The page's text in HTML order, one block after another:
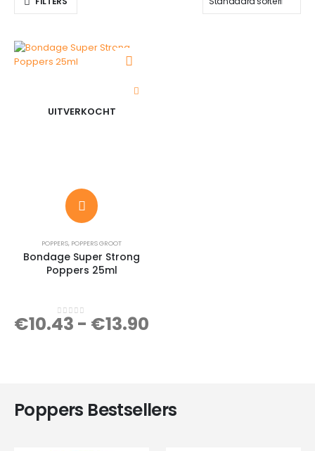
UITVERKOCHT
POPPERS, POPPERS GROOT
Bondage Super Strong
Poppers 25ml
0 out of 5
€10.43 - €13.90
Poppers Bestsellers